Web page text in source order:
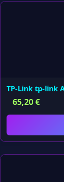
TP-Link tp-link
65,20€